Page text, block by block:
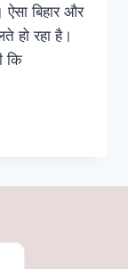
बिहार और
हो रहा है।
कि